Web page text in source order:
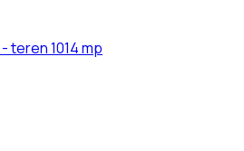
teren 1014 mp